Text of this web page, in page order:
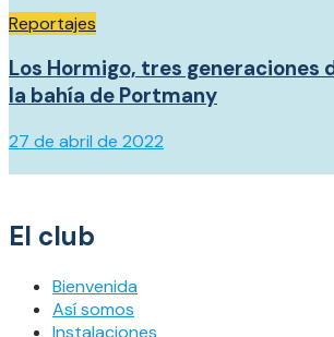
Reportajes
Los Hormigo, tres generaciones
la bahía de Portmany
27 de abril de 2022
El club
Bienvenida
Así somos
Instalaciones